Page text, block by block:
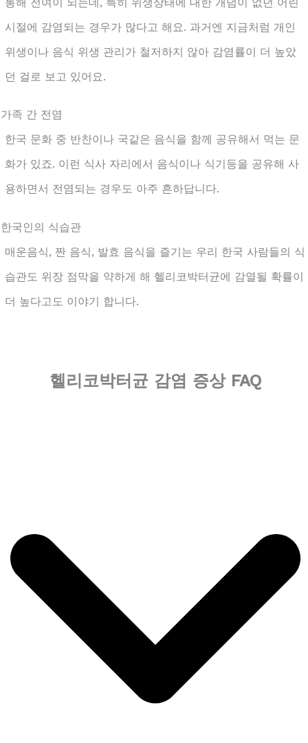
시절에 감염되는 경우가 많다고 해요. 과거엔 지금처럼 개인
위생이나 음식 위생 관리가 철저하지 않아 감염률이 더 높았
던 걸로 보고 있어요.
족 간 전염
한국 문화 중 반찬이나 국같은 음식을 함께 공유해서 먹는 문
화가 있죠. 이런 식사 자리에서 음식이나 식기등을 공유해 사
용하면서 전염되는 경우도 아주 흔하답니다.
국인의 식습관
매운음식, 짠 음식, 발효 음식을 즐기는 우리 한국 사람들의 식
습관도 위장 점막을 약하게 해 헬리코박터균에 감열될 확률이
더 높다고도 이야기 합니다.
헬리코박터균 감염 증상 FAQ